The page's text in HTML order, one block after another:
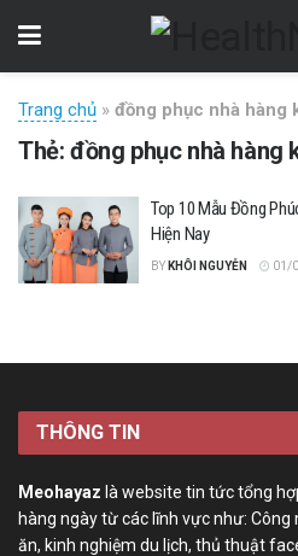
Trang chủ » đồng phục nhà hàng
Thẻ:đồng phục nhà hàng
Top 10 Mẫu Đồng
Hiện Nay
BY KHÔI NGUYỄN 01/
THÔNG TIN
Meohayaz là website tin tức tổng
hàng ngày từ các lĩnh vực như: Công
ăn, kinh nghiệm du lịch, thủ thuật